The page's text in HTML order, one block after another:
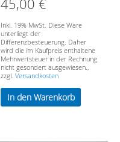
Inkl. 19% MwSt. Diese Ware
unterliegt der
Differenzbesteuerung. Daher
wird die im Kaufpreis enthaltene
Mehrwertsteuer in der Rechnung
nicht gesondert ausgewiesen.,
zzgl.Versandkosten
In den Warenkorb